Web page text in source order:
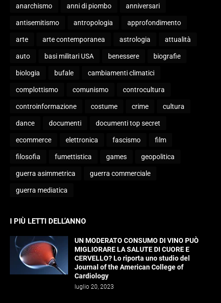
anarchismo anni di piombo anniversari
antisemitismo antropologia approfondimento
arte arte contemporanea astrologia attualità
auto basi militari USA benessere biografie
biologia bufale cambiamenti climatici
complottismo comunismo controcultura
controinformazione costume crime cultura
dance documenti documenti top secret
ecommerce elettronica fascismo film
filosofia fumettistica games geopolitica
guerra asimmetrica guerra commerciale
guerra mediatica
I PIÙ LETTI DELL’ANNO
UN MODERATO CONSUMO DI VINO PUÒ
MIGLIORARE LA SALUTE DI CUORE E
CERVELLO? Lo riporta uno studio del
Journal of the American College of
Cardiology
luglio 20, 2023